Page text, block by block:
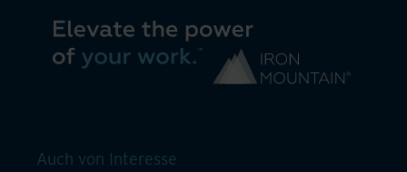
Auch von Interesse